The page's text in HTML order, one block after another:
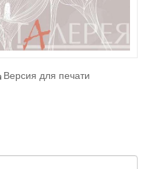
Версия для печати